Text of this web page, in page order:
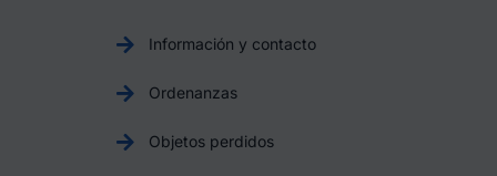
Información y contacto
Ordenanzas
Objetos perdidos